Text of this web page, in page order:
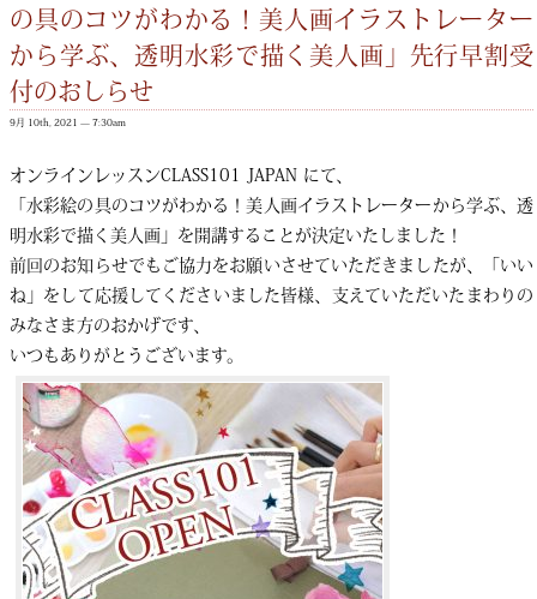
の具のコツがわかる！美人画イラストレーター
から学ぶ、透明水彩で描く美人画」先行早割受
付のおしらせ
9月 10th, 2021 — 7:30am
オンラインレッスンCLASS101 JAPAN にて、
「水彩絵の具のコツがわかる！美人画イラストレーターから学ぶ、透
明水彩で描く美人画」を開講することが決定いたしました！
前回のお知らせでもご協力をお願いさせていただきましたが、「いい
ね」をして応援してくださいました皆様、支えていただいたまわりの
みなさま方のおかげです、
いつもありがとうございます。